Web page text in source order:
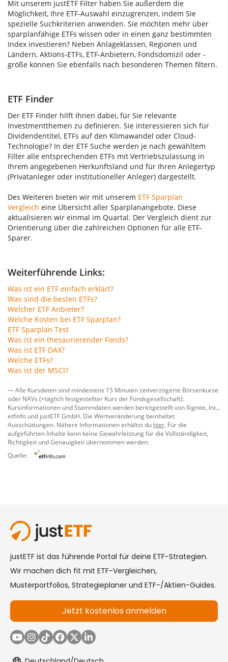
Mit unserem justETF Filter haben Sie außerdem die
Möglichkeit, Ihre ETF-Auswahl einzugrenzen, indem Sie
spezielle Suchkriterien anwenden. Sie möchten mehr über
sparplanfähige ETFs wissen oder in einen ganz bestimmten
Index investieren? Neben Anlageklassen, Regionen und
Ländern, Aktions-ETFs, ETF-Anbietern, Fondsdomizil oder -
größe können Sie ebenfalls nach besonderen Themen filtern.
ETF Finder
Der ETF Finder hilft Ihnen dabei, für Sie relevante
Investmentthemen zu definieren. Sie interessieren sich für
Dividendentitel, ETFs auf den Klimawandel oder Cloud-
Technologie? In der ETF Suche werden je nach gewähltem
Filter alle entsprechenden ETFs mit Vertriebszulassung in
Ihrem angegebenen Herkunftsland und für Ihren Anlegertyp
(Privatanleger oder institutioneller Anleger) dargestellt.
Des Weiteren bieten wir mit unserem ETF Sparplan
Vergleich eine Übersicht aller Sparplanangebote. Diese
aktualisieren wir einmal im Quartal. Der Vergleich dient zur
Orientierung über die zahlreichen Optionen für alle ETF-
Sparer.
Weiterführende Links:
Was ist ein ETF einfach erklärt?
Was sind die besten ETFs?
Welcher ETF Anbieter?
Welche Kosten bei ETF Sparplan?
ETF Sparplan Test
Was ist ein thesaurierender Fonds?
Was ist ETF DAX?
Welche ETFs?
Was ist der MSCI?
— Alle Kursdaten sind mindestens 15 Minuten zeitverzögerte Börsenkurse
oder NAVs (=täglich festgestellter Kurs der Fondsgesellschaft).
Kursinformationen und Stammdaten werden bereitgestellt vonXignite, Inc.
etfinfo und justETF GmbH. Die Wertveränderung beinhaltet
Ausschüttungen. Nähere Informationen erhältst du hier. Für die
aufgeführten Inhalte kann keine Gewährleistung für die Vollständigkeit,
Richtigkeit und Genauigkeit übernommen werden.
Quelle: